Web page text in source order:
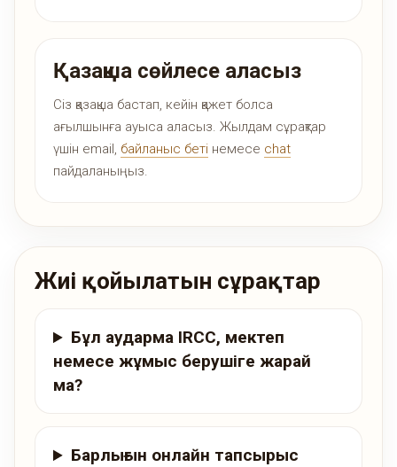
Қазақша сөйлесе аласыз
Сіз қазақша бастап, кейін қажет болса
ағылшынға ауыса аласыз. Жылдам сұрақтар
үшін email, байланыс беті немесе chat
пайдаланыңыз.
Жиі қойылатын сұрақтар
Бұл аударма IRCC, мектеп
немесе жұмыс берушіге жарай
ма?
Барлығын онлайн тапсырыс